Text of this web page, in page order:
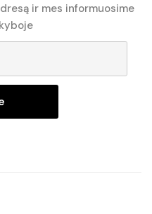
ir mes informuosime